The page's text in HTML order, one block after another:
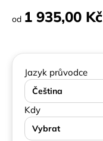
od 1 935,00 Kč
Jazyk průvodce
Čeština
Kdy
Vybrat